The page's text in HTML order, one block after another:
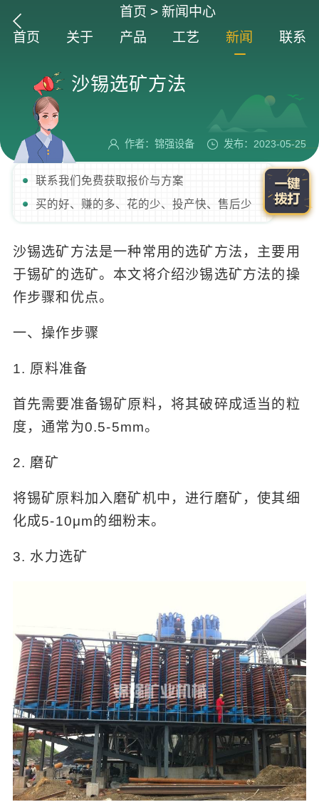
首页 >新闻中心
首页
关于 产品 工艺 新闻 联系
沙锡选矿方法
作者：锦强设备 发布：2023-05-25
联系我们免费获取报价与方案
买的好、赚的多、花的少、投产快、售后少
沙锡选矿方法是一种常用的选矿方法，主要用
于锡矿的选矿。本文将介绍沙锡选矿方法的操
作步骤和优点。
一、操作步骤
1. 原料准备
首先需要准备锡矿原料，将其破碎成适当的粒
度，通常为0.5-5mm。
2. 磨矿
将锡矿原料加入磨矿机中，进行磨矿，使其细
化成5-10μm的细粉末。
3. 水力选矿